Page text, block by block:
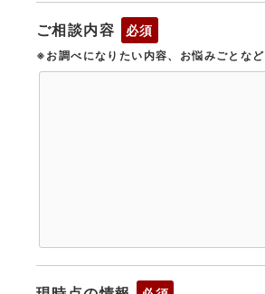
ご相談内容 必須
※お調べになりたい内容、お悩みごとなど